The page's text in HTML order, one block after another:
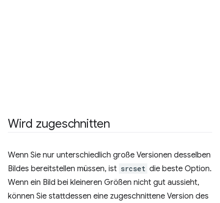
Wird zugeschnitten
Wenn Sie nur unterschiedlich große Versionen desselben
Bildes bereitstellen müssen, ist srcset die beste Option.
Wenn ein Bild bei kleineren Größen nicht gut aussieht,
können Sie stattdessen eine zugeschnittene Version des